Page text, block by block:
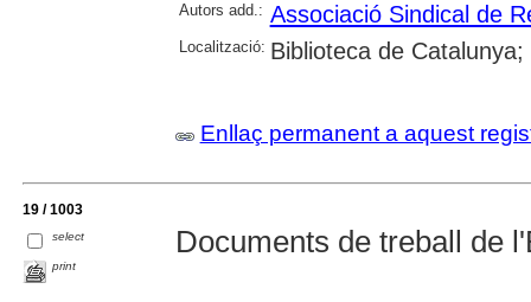
Autors add.: Associació Sindical de
Localització: Biblioteca de
Enllaç permanent a aquest
19 / 1003
select
print
Documents de treball de